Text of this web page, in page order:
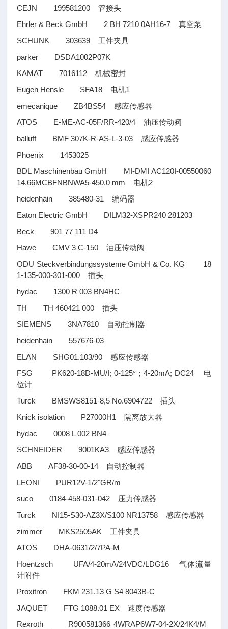
CEJN 199581200管接头
Ehrler & Beck GmbH 2 BH 7210 0AH16-7真空泵
SCHUNK 303639 工件夹具
parker DSDA1002P07K
KAMAT 7016112机械密封
Eugen Hensle SFA18 电机1
emecanique ZB4BS54感应传感器
ATOS E-ME-AC-05F/RR-420/4油压传动阀
balluff BMF 307K-R-AS-L-3-03感应传感器
Phoenix 1453025
BDL Maschinenbau GmbH MI-DMI AC120I-00550060
14,66MCBFNBNWA5-450,0 mm 电机2
heidenhain 385480-31编码器
Eaton Electric GmbH DILM32-XSPR240 281203
Beck 901 77 111 D4
Hawe CMV 3 C-150油压传动阀
ODU Steckverbindungssysteme GmbH & Co. KG 18
1-135-000-301-000插头
hydac 1300 R 003 BN4HC
TH TH 460421 000插头
SIEMENS 3NA7810 自动控制器
heidenhain 557676-03
ELAN SHG01.103/90感应传感器
FSG PK620-18D-MU/I; 0-125°； 4-20mA; DC24
电
位计
Turck BMSWS8151-8,5 No.6904722插头
Knick isolation P27000H1 隔离放大器
hydac 0008 L 002 BN4
SCHNEIDER 9001KA3感应传感器
ABB AF38-30-00-14 自动控制器
LEONI PUR12V-1/2"GR/m
suco 0184-458-031-042 压力传感器
Turck NI15-S30-AZ3X/S100 NR13758感应传感器
zimmer MKS2505AK 工件夹具
ATOS DHA-0631/2/7PA-M
Hoentzsch UFA/4-20mA/24VDC/LDG16 气体流量
计附件
Proxitron FKM 231.13 G S4 8043B-C
JAQUET FTG 1088.01 EX速度传感器
Rexroth R900581366 4WRAP6W7-04-2X/24K4/M